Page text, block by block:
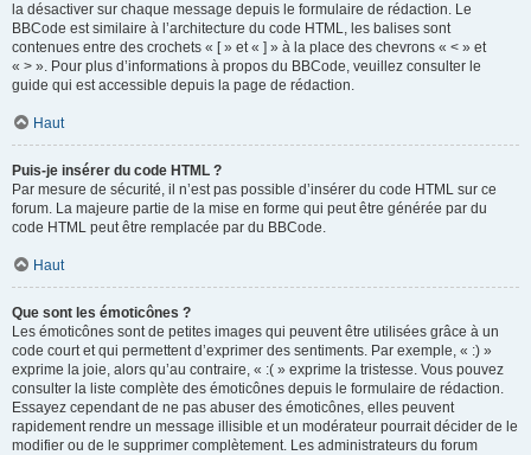
la désactiver sur chaque message depuis le formulaire de rédaction. Le
BBCode est similaire à l’architecture du code HTML, les balises sont
contenues entre des crochets « [ » et « ] » à la place des chevrons « < » et
« > ». Pour plus d’informations à propos du BBCode, veuillez consulter le
guide qui est accessible depuis la page de rédaction.
Haut
Puis-je insérer du code HTML ?
Par mesure de sécurité, il n’est pas possible d’insérer du code HTML sur ce
forum. La majeure partie de la mise en forme qui peut être générée par du
code HTML peut être remplacée par du BBCode.
Haut
Que sont les émoticônes ?
Les émoticônes sont de petites images qui peuvent être utilisées grâce à un
code court et qui permettent d’exprimer des sentiments. Par exemple, « :) »
exprime la joie, alors qu’au contraire, « :( » exprime la tristesse. Vous pouvez
consulter la liste complète des émoticônes depuis le formulaire de rédaction.
Essayez cependant de ne pas abuser des émoticônes, elles peuvent
rapidement rendre un message illisible et un modérateur pourrait décider de le
modifier ou de le supprimer complètement. Les administrateurs du forum